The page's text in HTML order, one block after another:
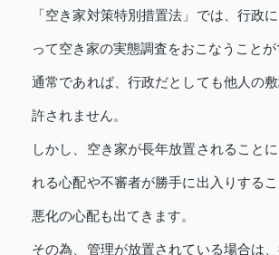
「空き家対策特別措置法」では、行政
って空き家の実態調査をおこなうことが
通常であれば、行政だとしても他人の
許されません。
しかし、空き家が長年放置されること
れる心配や不審者が勝手に出入りする
悪化の心配も出てきます。
その為、管理が放置されている場合は